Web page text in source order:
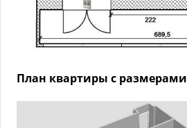
План квартиры с размерами